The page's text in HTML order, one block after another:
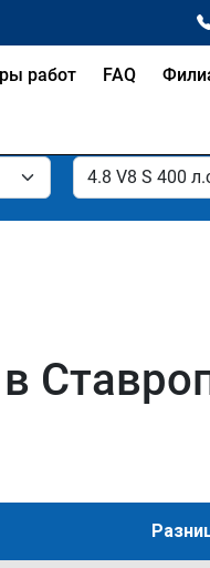
работ FAQ